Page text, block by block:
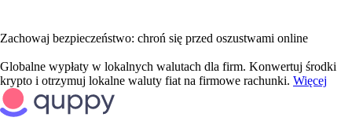
Zachowaj bezpieczeństwo: chroń się przed oszustwami online
Globalne wypłaty w lokalnych walutach dla firm. Konwertuj środki
krypto i otrzymuj lokalne waluty fiat na firmowe rachunki. Więcej